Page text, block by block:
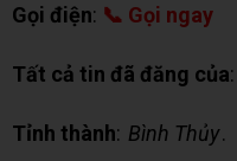
Gọi điện: 📞 Gọi ngay
Tất cả tin đã đăng của:
Tỉnh thành: Bình Thủy.